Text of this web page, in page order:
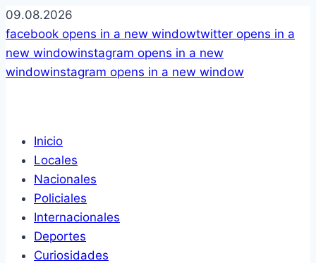
09.08.2026
facebook opens in a new windowtwitter opens in a
new windowinstagram opens in a new
windowinstagram opens in a new window
Inicio
Locales
Nacionales
Policiales
Internacionales
Deportes
Curiosidades